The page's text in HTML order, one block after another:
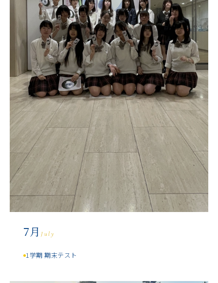
7月 July
1学期 期末テスト